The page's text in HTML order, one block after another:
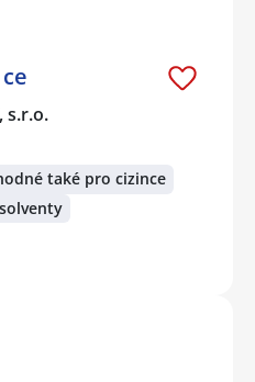
s.r.o.
také pro cizince